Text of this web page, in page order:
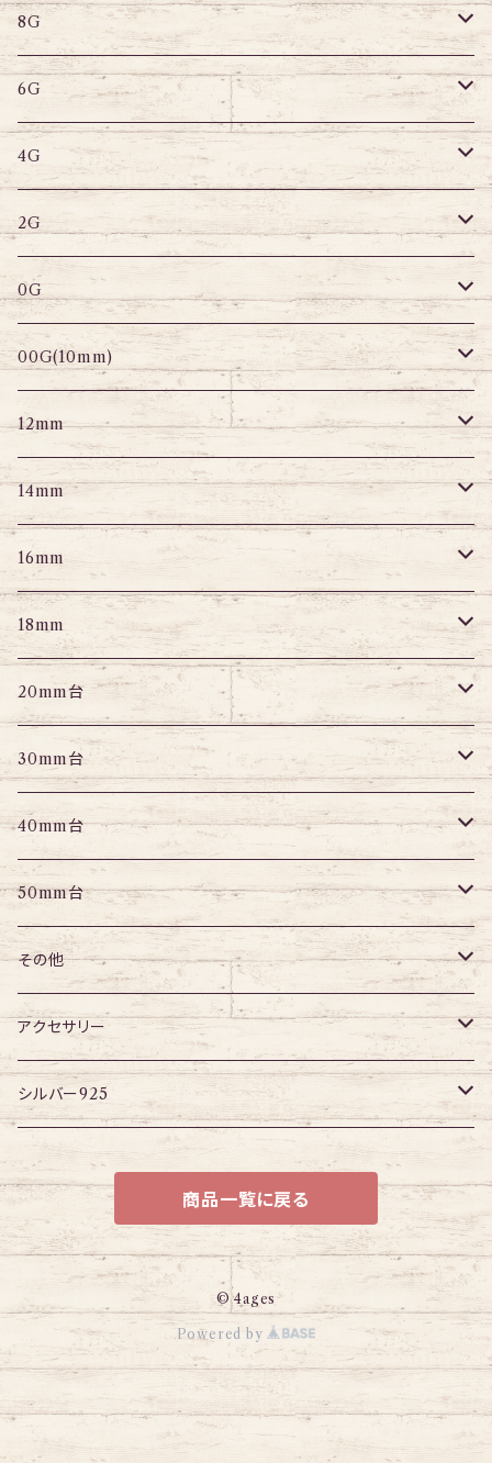
6G
鼻ピアス
バナナバーベル
へそピアス
サーキュラー
スパイラル
変形ピアス
セグメントリング
ニップルピアス
スクランパー
フェイクプラグ
パーツ
デザインバーベル
ラブレット
バナナバーベル
へそピアス
サーキュラー
スパイラル
セグメント
変形ピアス
ニップルピアス
パーツ
ストレートバーベル
ラブレット
バナナバーベル
セグメントリング
サーキュラーバーベル
パーツ
キャプティブリング
ストレートバーベル
ラブレット
バナナバーベル
セグメントリング
プラグ
パーツ
8G
キャプティブリング
ストレートバーベル
ラブレット
セグメントリング
プラグ
トンネル
アイレット
エキスパンダー
パーツ
6G
キャプティブリング
ストレートバーベル
トンネル
プラグ
アイレット
エキスパンダー
パーツ
4G
キャプティブリング
ストレートバーベル
サーキュラー
トンネル
プラグ
アイレット
エキスパンダー
パーツ
2G
トンネル
プラグ
アイレット
エキスパンダー
パーツ
0G
トンネル
プラグ
アイレット
エキスパンダー
パーツ
00G(10mm)
トンネル
プラグ
アイレット
エキスパンダー
パーツ
12mm
トンネル
プラグ
アイレット
エキスパンダー
パーツ
14mm
トンネル
プラグ
アイレット
エキスパンダー
パーツ
16mm
トンネル
プラグ
アイレット
パーツ
18mm
トンネル
プラグ
アイレット
パーツ
チューブ
20mm台
トンネル
プラグ
アイレット
パーツ
30mm台
トンネル
プラグ
アイレット
パーツ
40mm台
トンネル
プラグ
アイレット
50mm台
トンネル
プラグ
アイレット
その他
ボディピアス・ピアス以外
アクセサリー
ネックレス
ブレスレット
シルバー925
チェーン
商品一覧に戻る
© 4ages
Powered by